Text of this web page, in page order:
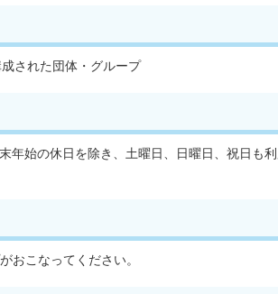
された団体・グループ
始の休日を除き、土曜日、日曜日、祝日も利
おこなってください。